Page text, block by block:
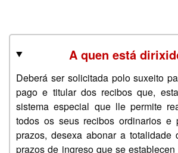
A quen está
Deberá ser solicitada polo suxeito
pago e titular dos recibos que,
sistema especial que lle permite
todos os seus recibos ordinarios e
prazos, desexa abonar a totalidade
prazos de ingreso que se